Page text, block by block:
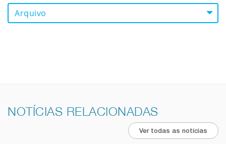
Arquivo
NOTÍCIAS RELACIONADAS
Ver todas as notícias